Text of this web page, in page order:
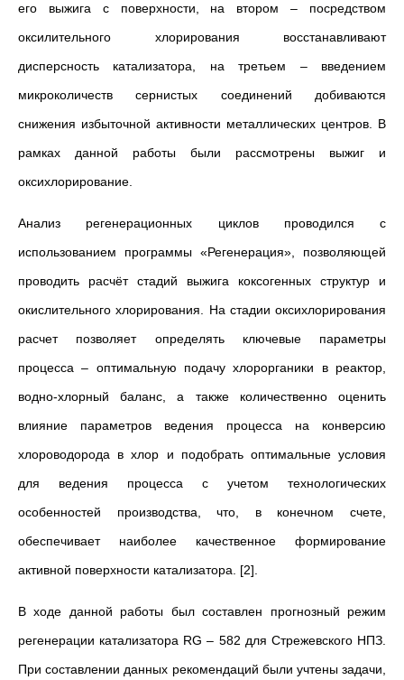
его выжига с поверхности, на втором – посредством
оксилительного хлорирования восстанавливают
дисперсность катализатора, на третьем – введением
микроколичеств сернистых соединений добиваются
снижения избыточной активности металлических центров. В
рамках данной работы были рассмотрены выжиг и
оксихлорирование.
Анализ регенерационных циклов проводился с
использованием программы «Регенерация», позволяющей
проводить расчёт стадий выжига коксогенных структур и
окислительного хлорирования. На стадии оксихлорирования
расчет позволяет определять ключевые параметры
процесса – оптимальную подачу хлорорганики в реактор,
водно-хлорный баланс, а также количественно оценить
влияние параметров ведения процесса на конверсию
хлороводорода в хлор и подобрать оптимальные условия
для ведения процесса с учетом технологических
особенностей производства, что, в конечном счете,
обеспечивает наиболее качественное формирование
активной поверхности катализатора. [2].
В ходе данной работы был составлен прогнозный режим
регенерации катализатора RG – 582 для Стрежевского НПЗ.
При составлении данных рекомендаций были учтены задачи,